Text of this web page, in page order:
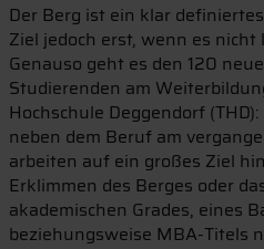
Der Berg ist ein klar
Ziel jedoch erst, wenn es
Genauso geht es den 120
Studierenden am
Hochschule Deggendorf
neben dem Beruf am
arbeiten auf ein großes Ziel
Erklimmen des Berges oder
akademischen Grades, eines
beziehungsweise MBA-Titels